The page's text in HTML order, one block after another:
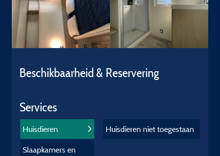
Beschikbaarheid & Reservering
Services
Huisdieren
Slaapkamers en
Huisdieren niet toegestaan